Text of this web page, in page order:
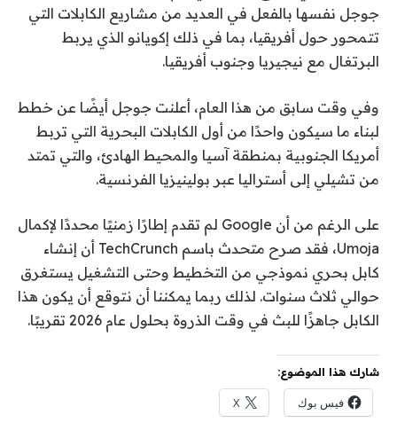
جوجل نفسها بالفعل في العديد من مشاريع الكابلات التي
تتمحور حول أفريقيا، بما في ذلك إكويانو الذي يربط
البرتغال مع نيجيريا وجنوب أفريقيا.
وفي وقت سابق من هذا العام، أعلنت جوجل أيضًا عن خطط
لبناء ما سيكون واحدًا من أول الكابلات البحرية التي تربط
أمريكا الجنوبية بمنطقة آسيا والمحيط الهادئ، والتي تمتد
من تشيلي إلى أستراليا عبر بولينيزيا الفرنسية.
على الرغم من أن Google لم تقدم إطارًا زمنيًا محددًا لإكمال
Umoja، فقد صرح متحدث باسم TechCrunch أن إنشاء
كابل بحري نموذجي من التخطيط وحتى التشغيل يستغرق
حوالي ثلاث سنوات. لذلك ربما يمكننا أن نتوقع أن يكون هذا
الكابل جاهزًا للبث في وقت الذروة بحلول عام 2026 تقريبًا.
شارك هذا الموضوع:
فيس بوك X